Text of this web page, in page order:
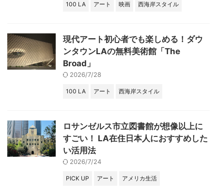
100 LA アート 映画 西海岸スタイル
現代アート初心者でも楽しめる！ダウ
ンタウンLAの無料美術館「The
Broad」
2026/7/28
100 LA アート 西海岸スタイル
ロサンゼルス市立図書館が想像以上に
すごい！ LA在住日本人におすすめした
い活用法
2026/7/24
PICK UP アート アメリカ生活